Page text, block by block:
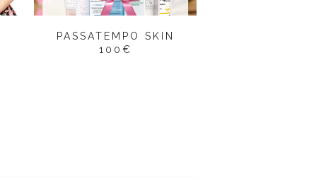
PASSATEMPO SKIN
100€